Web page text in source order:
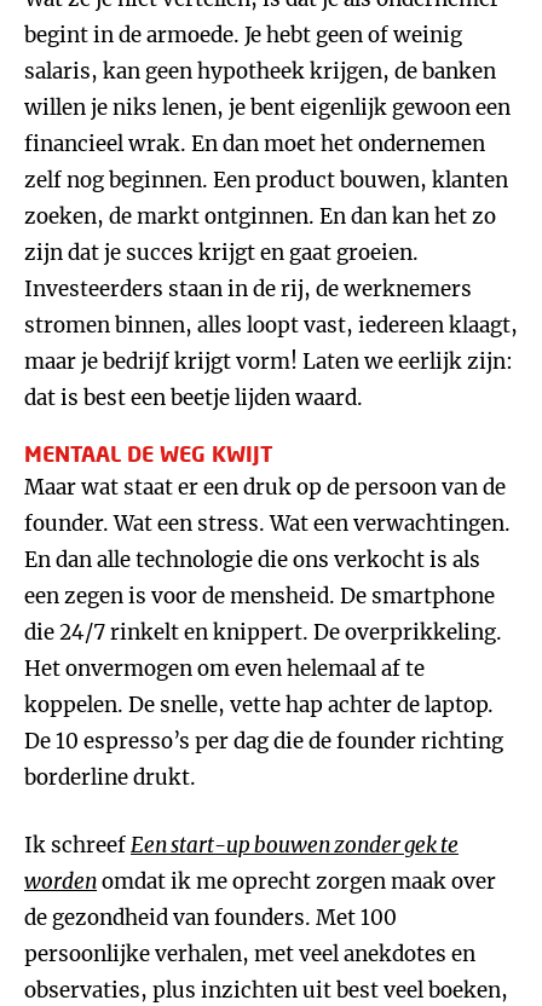
begint in de armoede. Je hebt geen of weinig
salaris, kan geen hypotheek krijgen, de banken
willen je niks lenen, je bent eigenlijk gewoon een
financieel wrak. En dan moet het ondernemen
zelf nog beginnen. Een product bouwen, klanten
zoeken, de markt ontginnen. En dan kan het zo
zijn dat je succes krijgt en gaat groeien.
Investeerders staan in de rij, de werknemers
stromen binnen, alles loopt vast, iedereen klaagt,
maar je bedrijf krijgt vorm! Laten we eerlijk zijn:
dat is best een beetje lijden waard.
MENTAAL DE WEG KWIJT
Maar wat staat er een druk op de persoon van de
founder. Wat een stress. Wat een verwachtingen.
En dan alle technologie die ons verkocht is als
een zegen is voor de mensheid. De smartphone
die 24/7 rinkelt en knippert. De overprikkeling.
Het onvermogen om even helemaal af te
koppelen. De snelle, vette hap achter de laptop.
De 10 espresso’s per dag die de founder richting
borderline drukt.
Ik schreefEen start-up bouwen zonder gek te
wordenomdat ik me oprecht zorgen maak over
de gezondheid van founders. Met 100
persoonlijke verhalen, met veel anekdotes en
observaties, plus inzichten uit best veel boeken,